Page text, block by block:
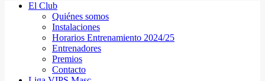
El Club
Quiénes somos
Instalaciones
Horarios Entrenamiento 2024/25
Entrenadores
Premios
Contacto